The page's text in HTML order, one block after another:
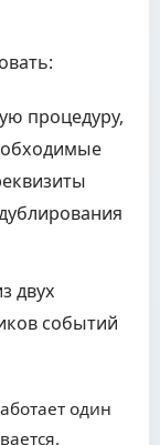
процедуру,
двух
событий
один